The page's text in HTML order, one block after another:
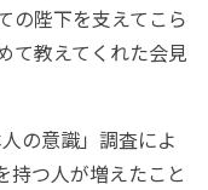
の陛下を支えてこら
て教えてくれた会見
の意識」調査によ
持つ人が増えたこと